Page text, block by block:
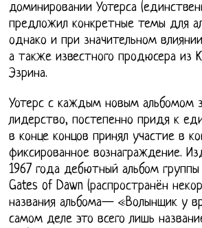
доминировании Уотерса
предложил конкретные темы для
однако и при значительном
а также известного продюсера из
Эзрина.
Уотерс с каждым новым альбомом
лидерство, постепенно придя к
в конце концов принял участие в
фиксированное вознаграждение.
1967 года дебютный альбом
Gates of Dawn (распространён
названия альбома— «Волынщик у
самом деле это всего лишь